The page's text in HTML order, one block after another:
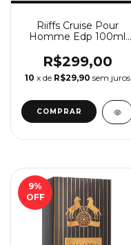
Riiffs Cruise Pour
Homme Edp 100ml
R$299,00
10 x de R$29,90 sem juros
9%
OFF